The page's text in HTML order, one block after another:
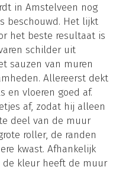
in Amstelveen nog
beschouwd. Het lijkt
het beste resultaat is
schilder uit
sauzen van muren
Allereerst dekt
en vloeren goed af.
af, zodat hij alleen
deel van de muur
roller, de randen
kwast. Afhankelijk
kleur heeft de muur